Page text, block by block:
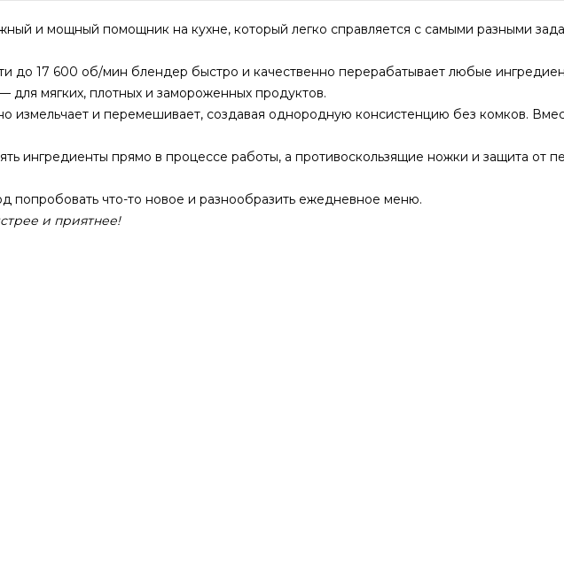
и мощный помощник на кухне, который легко справляется с самыми разными
до 17 600 об/мин блендер быстро и качественно перерабатывает любые
мягких, плотных и замороженных продуктов.
измельчает и перемешивает, создавая однородную консистенцию без комков.
ингредиенты прямо в процессе работы, а противоскользящие ножки и защита от
попробовать что-то новое и разнообразить ежедневное меню.
и приятнее!